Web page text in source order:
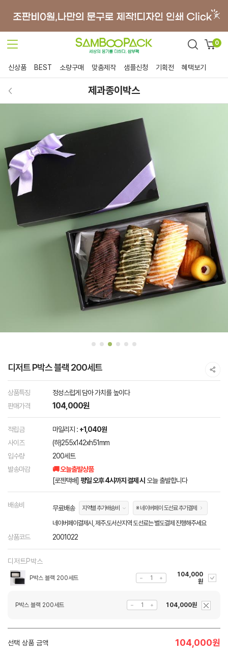
0
신상품 BEST 소량구매 맞춤제작 샘플신청 기획전 혜택보기
제과종이박스
디저트 P박스 블랙 200세트
상품특징
정성스럽게 담아 가치를 높이다
판매가격
104,000원
적립금 마일리지 : +1,040원
사이즈
(하)255x142xh51mm
입수량
200세트
발송마감
🚚 오늘출발상품
[로젠택배] 평일 오후 4시까지 결제 시 오늘 출발합니다
배송비 무료배송 지역별 추가배송비 ※ 네이버페이 도선료 추가결제
네이버페이결제시, 제주.도서산지역 도선료는 별도결제 진행해주세요
상품코드 2001022
디저트P박스
P박스 블랙 200세트
104,000
원
P박스 블랙 200세트 104,000원
선택 상품 금액 104,000원